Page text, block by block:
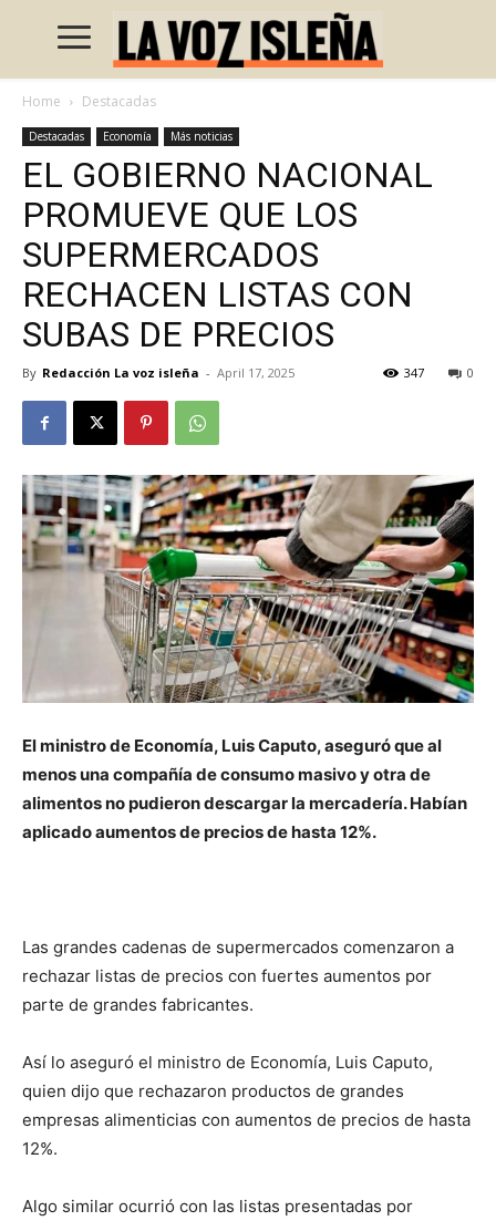
Home Destacadas
Destacadas Economía Más noticias
EL GOBIERNO NACIONAL
PROMUEVE QUE LOS
SUPERMERCADOS
RECHACEN LISTAS CON
SUBAS DE PRECIOS
By Redacción La voz isleña - April 17, 2025 0
347
El ministro de Economía, Luis Caputo, aseguró que al
menos una compañía de consumo masivo y otra de
alimentos no pudieron descargar la mercadería. Habían
aplicado aumentos de precios de hasta 12%.
Las grandes cadenas de supermercados comenzaron a
rechazar listas de precios con fuertes aumentos por
parte de grandes fabricantes.
Así lo aseguró el ministro de Economía, Luis Caputo,
quien dijo que rechazaron productos de grandes
empresas alimenticias con aumentos de precios de hasta
12%.
Algo similar ocurrió con las listas presentadas por